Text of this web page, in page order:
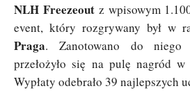
NLH Freezeoutz wpisowym
event, który rozgrywany był w
Praga. Zanotowano do
przełożyło się na pulę nagród w
Wypłaty odebrało 39 najlepszych